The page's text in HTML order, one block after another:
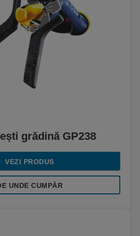
grădină GP238
VEZI PRODUS
UNDE CUMPĂR